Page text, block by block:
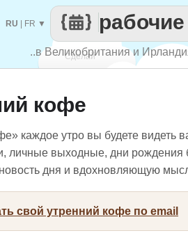
Сделай
..в Великобритания и
RU FR ▼
кофе
каждое утро вы будете
личные выходные, дни
дня и вдохновляющую
свой утренний кофе по email